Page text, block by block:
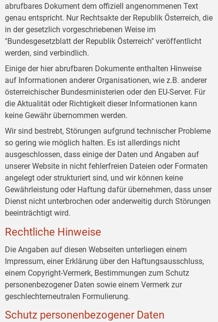
abrufbares Dokument dem offiziell angenommenen Text
genau entspricht. Nur Rechtsakte der Republik Österreich, die
in der gesetzlich vorgeschriebenen Weise im
"Bundesgesetzblatt der Republik Österreich" veröffentlicht
werden, sind verbindlich.
Einige der hier abrufbaren Dokumente enthalten Hinweise
auf Informationen anderer Organisationen, wie z.B. anderer
österreichischer Bundesministerien oder den EU-Server. Für
die Aktualität oder Richtigkeit dieser Informationen kann
keine Gewähr übernommen werden.
Wir sind bestrebt, Störungen aufgrund technischer Probleme
so gering wie möglich halten. Es ist allerdings nicht
ausgeschlossen, dass einige der Daten und Angaben auf
unserer Website in nicht fehlerfreien Dateien oder Formaten
angelegt oder strukturiert sind, und wir können keine
Gewährleistung oder Haftung dafür übernehmen, dass unser
Dienst nicht unterbrochen oder anderweitig durch Störungen
beeinträchtigt wird.
Rechtliche Hinweise
Die Angaben auf diesen Webseiten unterliegen einem
Impressum, einer Erklärung über den Haftungsausschluss,
einem Copyright-Vermerk, Bestimmungen zum Schutz
personenbezogener Daten sowie einem Vermerk zur
geschlechterneutralen Formulierung.
Schutz personenbezogener Daten